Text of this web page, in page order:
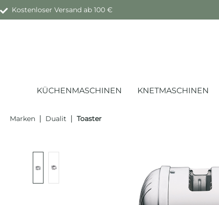
Zur Hauptnavigation springen
Kostenloser Versand ab 100 €
KÜCHENMASCHINEN KNETMASCHINEN
Marken | Dualit | Toaster